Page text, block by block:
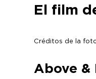
El film
Créditos de la
Above &